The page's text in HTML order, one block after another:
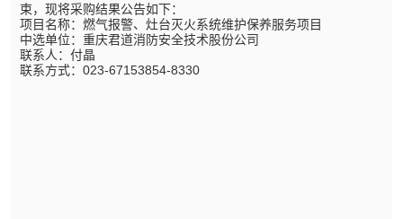
束，现将采购结果公告如下：
项目名称：燃气报警、灶台灭火系统维护保养服务项目
中选单位：重庆君道消防安全技术股份公司
联系人：付晶
联系方式：023-67153854-8330